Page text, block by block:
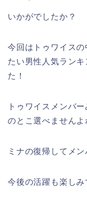
いかがでしたか？
今回はトゥワイス
たい男性人気ラン
た！
トゥワイスメンバ
のとこ選べませんよ
ミナの復帰してメ
今後の活躍も楽しみ